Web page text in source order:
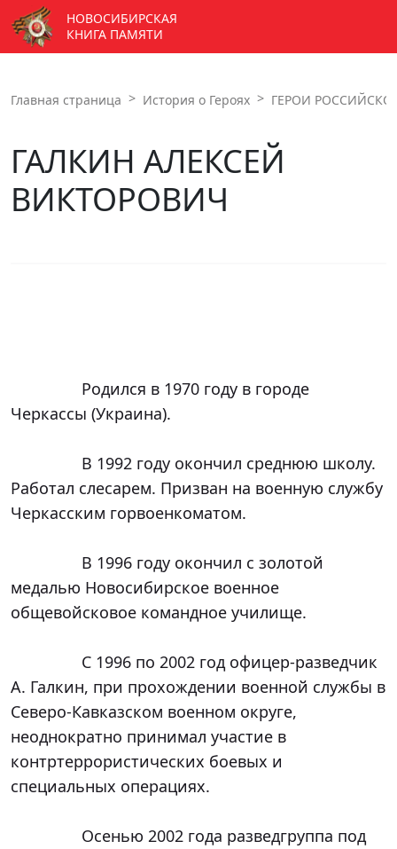
НОВОСИБИРСКАЯ
КНИГА ПАМЯТИ
Главная страница История о Героях ГЕРОИ
ГАЛКИН АЛЕКСЕЙ
ВИКТОРОВИЧ
Черкассы (Украина).
Работал слесарем. Призван на военную службу
Черкасским горвоенкоматом.
медалью Новосибирское военное
общевойсковое командное училище.
А. Галкин, при прохождении военной службы в
Северо-Кавказском военном округе,
неоднократно принимал участие в
контртеррористических боевых и
специальных операциях.